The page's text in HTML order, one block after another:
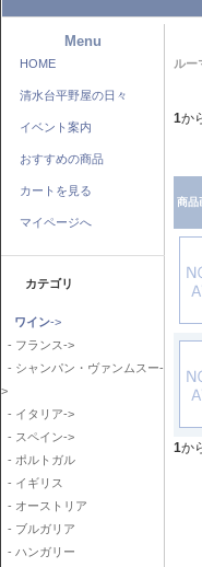
Menu
HOME
清水台平野屋の日々
イベント案内
おすすめの商品
カートを見る
マイページへ
カテゴリ
ワイン->
- フランス->
- シャンパン・ヴァンムスー-
>
- イタリア->
- スペイン->
- ポルトガル
- イギリス
- オーストリア
- ブルガリア
- ハンガリー
ルー
1か
商品
1か